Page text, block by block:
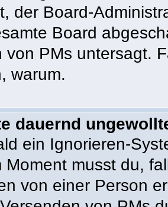
der Board-
Board
von PMs untersagt.
warum.
dauernd
ein Ignorieren-
Moment musst du,
von einer Person